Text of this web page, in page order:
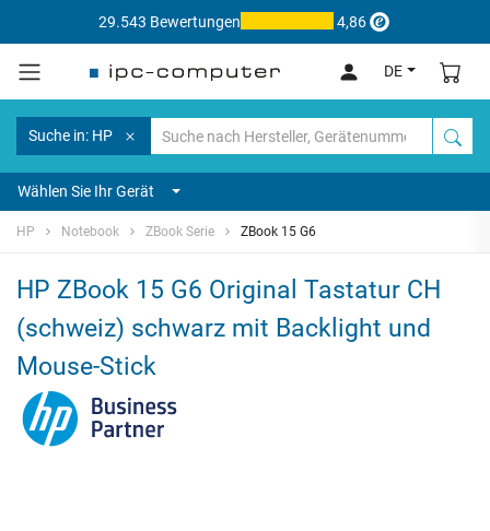
29.543 Bewertungen 4,86
DE
Suche in: HP
Wählen Sie Ihr Gerät
HP Notebook ZBook Serie ZBook 15 G6
HP ZBook 15 G6 Original Tastatur CH
(schweiz) schwarz mit Backlight und
Mouse-Stick